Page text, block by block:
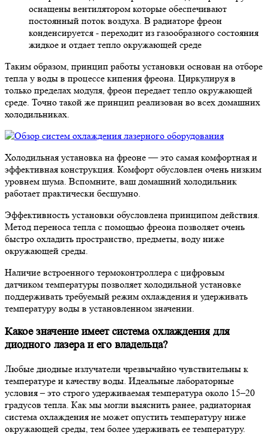
оснащены вентилятором которые обеспечивают
постоянный поток воздуха. В радиаторе фреон
конденсируется - переходит из газообразного состояния
жидкое и отдает тепло окружающей среде
Таким образом, принцип работы установки основан на отборе
тепла у воды в процессе кипения фреона. Циркулируя в
только пределах модуля, фреон передает тепло окружающей
среде. Точно такой же принцип реализован во всех домашних
холодильниках.
Холодильная установка на фреоне — это самая комфортная и
эффективная конструкция. Комфорт обусловлен очень низким
уровнем шума. Вспомните, ваш домашний холодильник
работает практически бесшумно.
Эффективность установки обусловлена принципом действия.
Метод переноса тепла с помощью фреона позволяет очень
быстро охладить пространство, предметы, воду ниже
окружающей среды.
Наличие встроенного термоконтроллера с цифровым
датчиком температуры позволяет холодильной установке
поддерживать требуемый режим охлаждения и удерживать
температуру воды в установленном значении.
Какое значение имеет система охлаждения для
диодного лазера и его владельца?
Любые диодные излучатели чрезвычайно чувствительны к
температуре и качеству воды. Идеальные лабораторные
условия – это строго удерживаемая температура около 15–20
градусов тепла. Как мы могли выяснить ранее, радиаторная
система охлаждения не может опустить температуру ниже
окружающей среды, тем более удерживать ее температуру.